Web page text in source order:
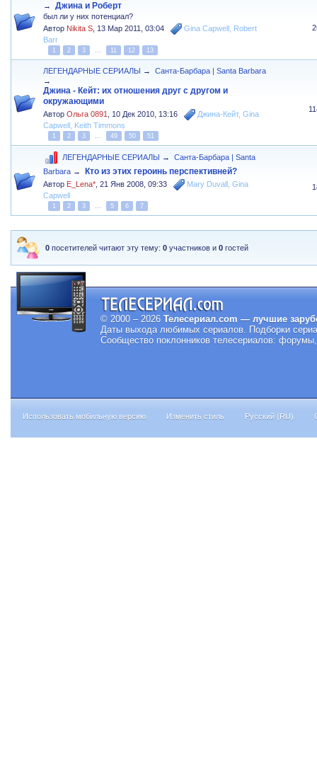
→
Джина и Роберт
был ли у них потенциал?
Автор Nikita S 13 Мар 2011, 03:04 Gina Capwell Robert
Barr
1 2 3 ... 11 12 13
ЛЕГЕНДАРНЫЕ СЕРИАЛЫ →
Санта-Барбара | Santa Barbara
→
Джина - Кейт: их отношения друг с другом и
окружающими
АвторОльга 0891 10 Дек 2010, 13:16 Джина-Кейт,Gina
Capwell Keith Timmons
1 2 3 ... 49 50 51
ЛЕГЕНДАРНЫЕ СЕРИАЛЫ →
Санта-Барбара | Santa
Barbara → Кто из этих героинь перспективней?
Автор E_Lena* ,21 Янв 2008, 09:33 Mary Duvall ,Gina
Capwell
1 2 3 ... 5 6 7
0 посетителей читают эту тему:0 участников и0 гостей
© 2000 – 2026 Телесериал.com — лучшие
Даты выхода любимых сериалов. Подборки
Сообщество поклонников телесериалов:
Использовать мобильную версию Изменить стиль Русский (RU)